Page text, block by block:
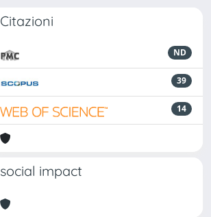
Citazioni
ND
39
14
social impact